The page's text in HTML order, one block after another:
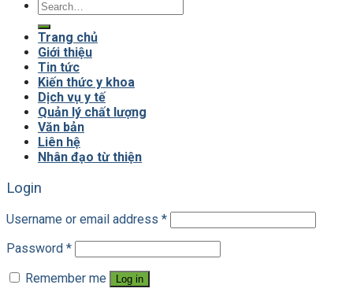
Trang chủ
Giới thiệu
Tin tức
Kiến thức y khoa
Dịch vụ y tế
Quản lý chất lượng
Văn bản
Liên hệ
Nhân đạo từ thiện
Login
Username or email address *
Password *
Remember me
Log in